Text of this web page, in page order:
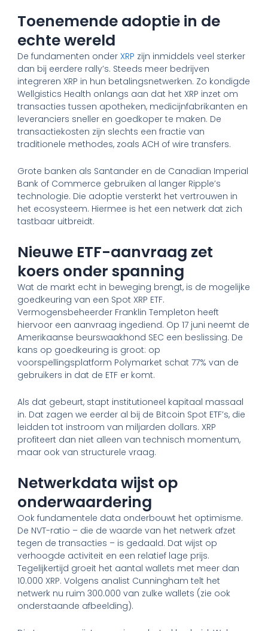
Toenemende adoptie in de
echte wereld
De fundamenten onderXRP zijn inmiddels veel sterker
dan bij eerdere rally’s. Steeds meer bedrijven
integreren XRP in hun betalingsnetwerken. Zo kondigde
Wellgistics Health onlangs aan dat het XRP inzet om
transacties tussen apotheken, medicijnfabrikanten en
leveranciers sneller en goedkoper te maken. De
transactiekosten zijn slechts een fractie van
traditionele methodes, zoals ACH of wire transfers.
Grote banken als Santander en de Canadian Imperial
Bank of Commerce gebruiken al langer Ripple’s
technologie. Die adoptie versterkt het vertrouwen in
het ecosysteem. Hiermee is het een netwerk dat zich
tastbaar uitbreidt.
Nieuwe ETF-aanvraag zet
koers onder spanning
Wat de markt echt in beweging brengt, is de mogelijke
goedkeuring van een Spot XRP ETF.
Vermogensbeheerder Franklin Templeton heeft
hiervoor een aanvraag ingediend. Op 17 juni neemt de
Amerikaanse beurswaakhond SEC een beslissing. De
kans op goedkeuring is groot: op
voorspellingsplatform Polymarket schat 77% van de
gebruikers in dat de ETF er komt.
Als dat gebeurt, stapt institutioneel kapitaal massaal
in. Dat zagen we eerder al bij de Bitcoin Spot ETF’s, die
leidden tot instroom van miljarden dollars. XRP
profiteert dan niet alleen van technisch momentum,
maar ook van structurele vraag.
Netwerkdata wijst op
onderwaardering
Ook fundamentele data onderbouwt het optimisme.
De NVT-ratio – die de waarde van het netwerk afzet
tegen de transacties – is gedaald. Dat wijst op
verhoogde activiteit en een relatief lage prijs.
Tegelijkertijd groeit het aantal wallets met meer dan
10.000 XRP. Volgens analist Cunningham telt het
netwerk nu ruim 300.000 van zulke wallets (zie ook
onderstaande afbeelding).